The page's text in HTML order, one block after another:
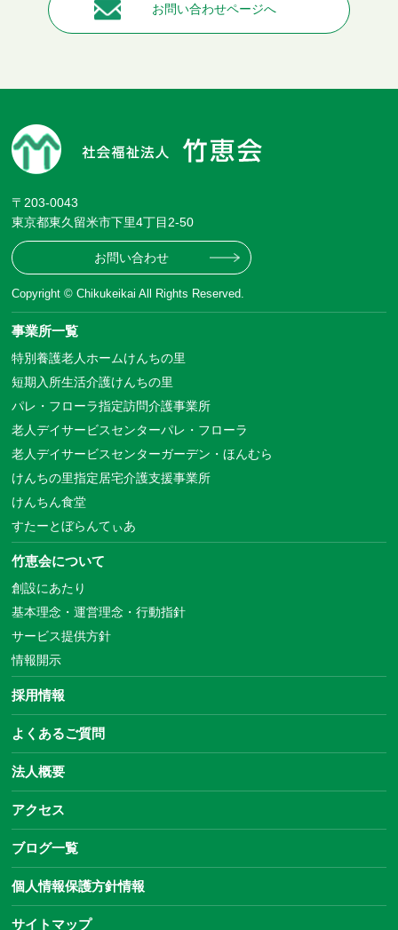
お問い合わせページへ
〒203-0043
東京都東久留米市下里4丁目2-50
お問い合わせ
Copyright © Chikukeikai All Rights Reserved.
事業所一覧
特別養護老人ホームけんちの里
短期入所生活介護けんちの里
パレ・フローラ指定訪問介護事業所
老人デイサービスセンターパレ・フローラ
老人デイサービスセンターガーデン・ほんむら
けんちの里指定居宅介護支援事業所
けんちん食堂
すたーとぼらんてぃあ
竹恵会について
創設にあたり
基本理念・運営理念・行動指針
サービス提供方針
情報開示
採用情報
よくあるご質問
法人概要
アクセス
ブログ一覧
個人情報保護方針情報
サイトマップ